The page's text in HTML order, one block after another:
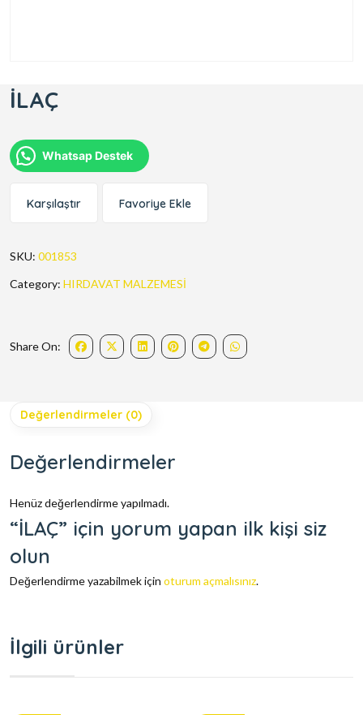
İLAÇ
Whatsap Destek
Karşılaştır Favoriye Ekle
SKU: 001853
Category: HIRDAVAT MALZEMESİ
Share On:
Değerlendirmeler (0)
Değerlendirmeler
Henüz değerlendirme yapılmadı.
“İLAÇ” için yorum yapan ilk kişi siz
olun
Değerlendirme yazabilmek için oturum açmalısınız.
İlgili ürünler